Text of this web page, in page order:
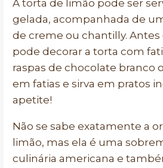
A torta de limão pode ser
gelada, acompanhada de
de creme ou chantilly. Antes
pode decorar a torta com
raspas de chocolate branco
em fatias e sirva em pratos
apetite!
Não se sabe exatamente a
limão, mas ela é uma
culinária americana e